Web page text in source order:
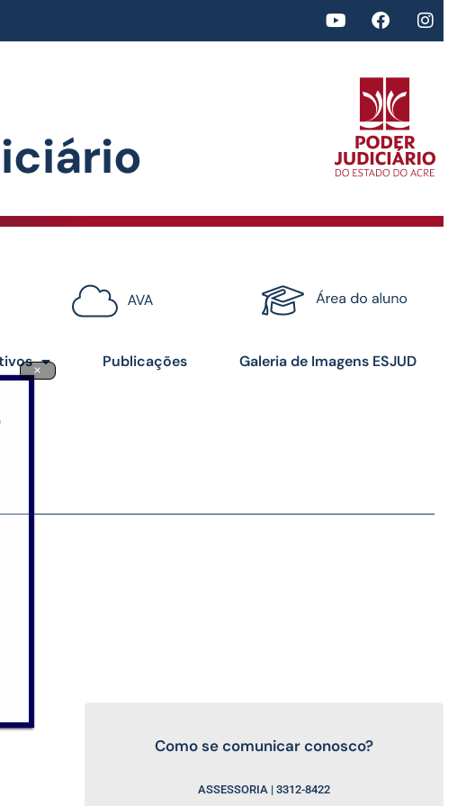
<> Certificados
Publicações Galeria de Imagens ESJUD
Como se comunicar conosco?
ASSESSORIA | 3312-8422
×